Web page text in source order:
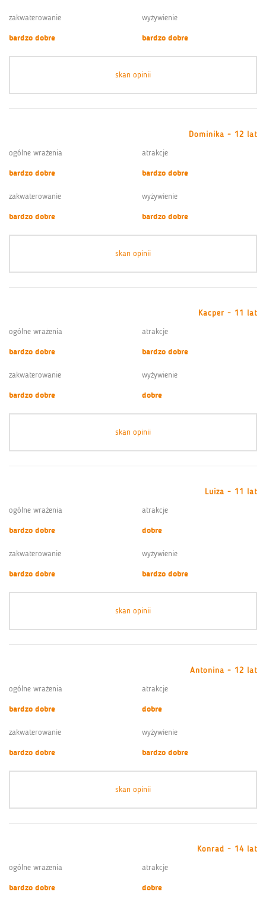
zakwaterowanie
bardzo dobre
wyżywienie
bardzo dobre
skan opinii
Dominika - 12 lat
ogólne wrażenia
bardzo dobre
atrakcje
bardzo dobre
zakwaterowanie
bardzo dobre
wyżywienie
bardzo dobre
skan opinii
Kacper - 11 lat
ogólne wrażenia
bardzo dobre
atrakcje
bardzo dobre
zakwaterowanie
bardzo dobre
wyżywienie
dobre
skan opinii
Luiza - 11 lat
ogólne wrażenia
bardzo dobre
atrakcje
dobre
zakwaterowanie
bardzo dobre
wyżywienie
bardzo dobre
skan opinii
Antonina - 12 lat
ogólne wrażenia
bardzo dobre
atrakcje
dobre
zakwaterowanie
bardzo dobre
wyżywienie
bardzo dobre
skan opinii
Konrad - 14 lat
ogólne wrażenia
bardzo dobre
atrakcje
dobre